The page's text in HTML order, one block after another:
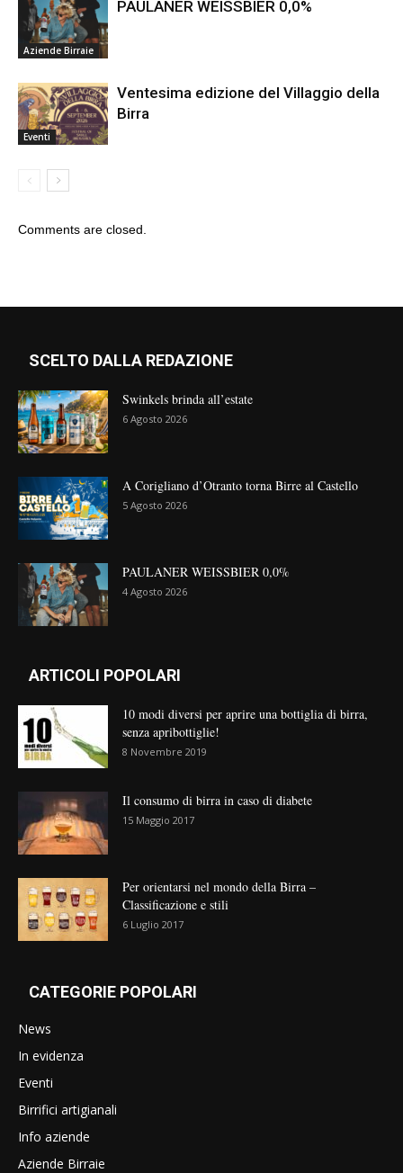
Aziende Birraie
PAULANER WEISSBIER 0,0%
Eventi
Ventesima edizione del Villaggio della
Birra
Comments are closed.
SCELTO DALLA REDAZIONE
Swinkels brinda all’estate
6 Agosto 2026
A Corigliano d’Otranto torna Birre al Castello
5 Agosto 2026
PAULANER WEISSBIER 0,0%
4 Agosto 2026
ARTICOLI POPOLARI
10 modi diversi per aprire una bottiglia di birra,
senza apribottiglie!
8 Novembre 2019
Il consumo di birra in caso di diabete
15 Maggio 2017
Per orientarsi nel mondo della Birra –
Classificazione e stili
6 Luglio 2017
CATEGORIE POPOLARI
News
In evidenza
Eventi
Birrifici artigianali
Info aziende
Aziende Birraie